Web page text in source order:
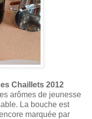
Chaillets 2012
arômes de jeunesse
La bouche est
marquée par